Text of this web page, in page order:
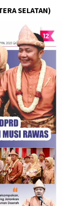
SELATAN)